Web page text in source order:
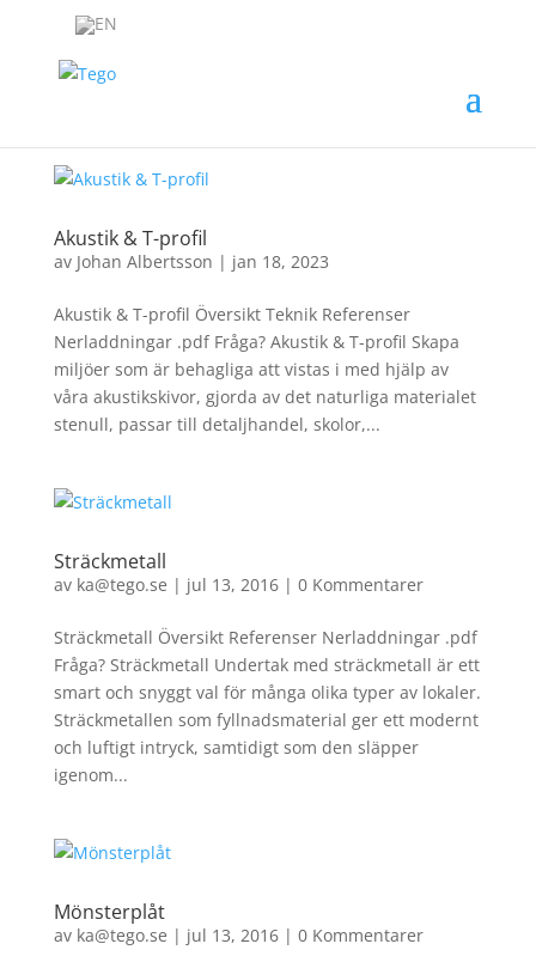
Akustik & T-profil
av Johan Albertsson | jan 18, 2023
Akustik & T-profil Översikt Teknik Referenser
Nerladdningar .pdf Fråga? Akustik & T-profil Skapa
miljöer som är behagliga att vistas i med hjälp av
våra akustikskivor, gjorda av det naturliga materialet
stenull, passar till detaljhandel, skolor,...
Sträckmetall
av ka@tego.se | jul 13, 2016| 0 Kommentarer
Sträckmetall Översikt Referenser Nerladdningar .pdf
Fråga? Sträckmetall Undertak med sträckmetall är ett
smart och snyggt val för många olika typer av lokaler.
Sträckmetallen som fyllnadsmaterial ger ett modernt
och luftigt intryck, samtidigt som den släpper
igenom...
Mönsterplåt
av ka@tego.se | jul 13, 2016| 0 Kommentarer